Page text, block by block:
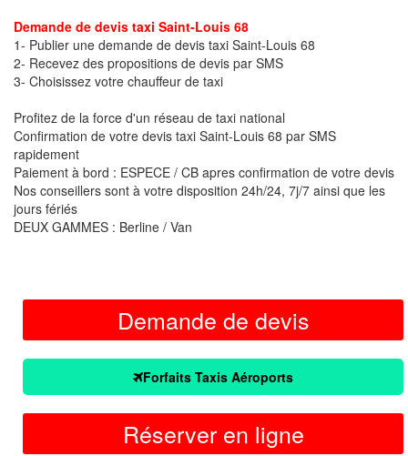
Demande de devis taxi Saint-Louis 68
1- Publier une demande de devis taxi Saint-Louis 68
2- Recevez des propositions de devis par SMS
3- Choisissez votre chauffeur de taxi
Profitez de la force d'un réseau de taxi national
Confirmation de votre devis taxi Saint-Louis 68 par SMS
rapidement
Paiement à bord : ESPECE / CB apres confirmation de votre devis
Nos conseillers sont à votre disposition 24h/24, 7j/7 ainsi que les
jours fériés
DEUX GAMMES : Berline / Van
Demande de devis
Forfaits Taxis Aéroports
Réserver en ligne